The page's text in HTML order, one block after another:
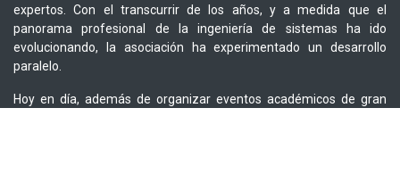
expertos. Con el transcurrir de los años, y a medida que el
panorama profesional de la ingeniería de sistemas ha ido
evolucionando, la asociación ha experimentado un desarrollo
paralelo.
Hoy en día, además de organizar eventos académicos de gran